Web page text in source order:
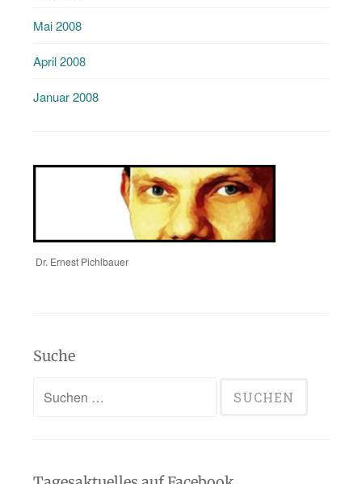
Mai 2008
April 2008
Januar 2008
Dr. Ernest Pichlbauer
Suche
Suchen